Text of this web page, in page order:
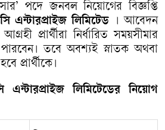
’পদে জনবল নিয়োগের বিজ্ঞপ্তি
এন্টারপ্রাইজ লিমিটেড । আবেদন
আগ্রহী প্রার্থীরা নির্ধারিত সময়সীমার
পারবেন। তবে অবশ্যই স্নাতক অথবা
হবে প্রার্থীকে।
এন্টারপ্রাইজ লিমিটেডের
নিয়োগ